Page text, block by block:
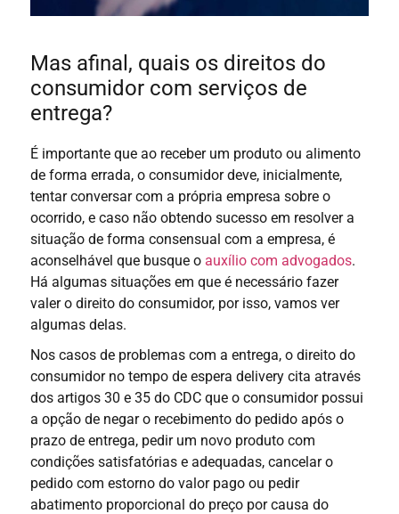
Mas afinal, quais os direitos do
consumidor com serviços de
entrega?
É importante que ao receber um produto ou alimento
de forma errada, o consumidor deve, inicialmente,
tentar conversarcom a própria empresa sobre o
ocorrido, e caso não obtendo sucesso em resolver a
situação de forma consensual com a empresa, é
aconselhável que busque o auxílio com advogados.
Há algumas situações em que é necessário fazer
valer o direito do consumidor, por isso, vamos ver
algumas delas.
Nos casos de problemas com a entrega, o direito do
consumidor no tempo de espera delivery cita através
dos artigos 30 e 35 do CDC que o consumidor possui
a opção de negar o recebimento do pedido após o
prazo de entrega, pedir um novo produto com
condições satisfatórias e adequadas, cancelar o
pedido com estorno do valor pago ou pedir
abatimento proporcional do preço por causa do